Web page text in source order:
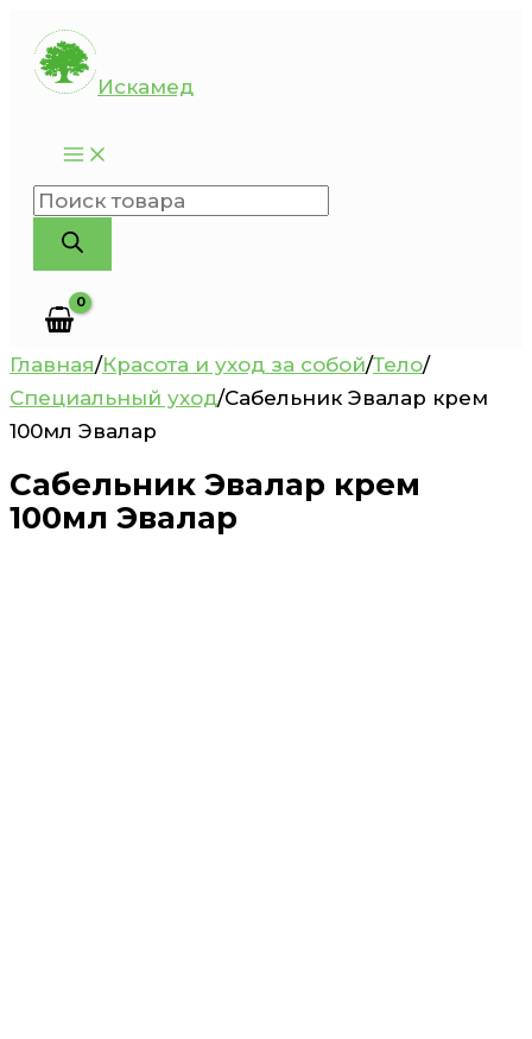
Перейти
содержимому
Искамед
Поиск
товаров
Главная/Красота и уход за собой/Тело/
Специальный уход/Сабельник Эвалар крем
100мл Эвалар
Сабельник Эвалар крем
100мл Эвалар